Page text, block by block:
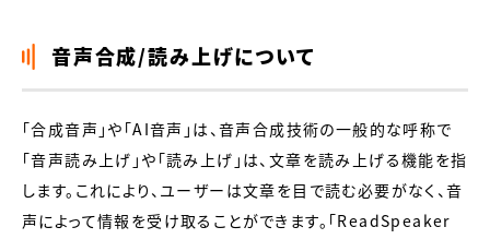
音声合成/読み上げについて
「合成音声」や「AI音声」は、音声合成技術の一般的な呼称で
「音声読み上げ」や「読み上げ」は、文章を読み上げる機能を指
します。これにより、ユーザーは文章を目で読む必要がなく、音
声によって情報を受け取ることができます。「ReadSpeaker